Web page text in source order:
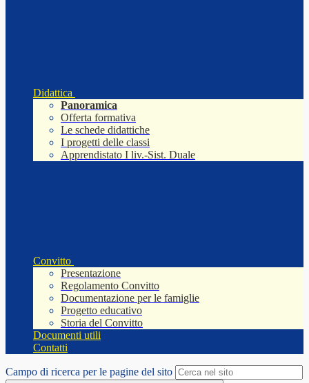
Didattica
Panoramica
Offerta formativa
Le schede didattiche
I progetti delle classi
Apprendistato I liv.-Sist. Duale
Convitto
Presentazione
Regolamento Convitto
Documentazione per le famiglie
Progetto educativo
Storia del Convitto
Documenti utili
Contatti
Campo di ricerca per le pagine del sito